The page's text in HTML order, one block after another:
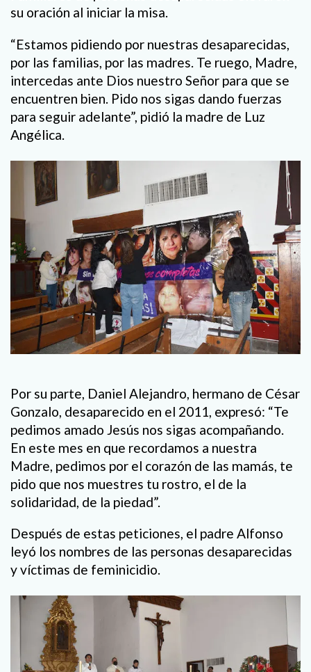
su oración al iniciar la misa.
“Estamos pidiendo por nuestras desaparecidas,
por las familias, por las madres. Te ruego, Madre,
intercedas ante Dios nuestro Señor para que se
encuentren bien. Pido nos sigas dando fuerzas
para seguir adelante”, pidió la madre de Luz
Angélica.
Por su parte, Daniel Alejandro, hermano de César
Gonzalo, desaparecido en el 2011, expresó: “Te
pedimos amado Jesús nos sigas acompañando.
En este mes en que recordamos a nuestra
Madre, pedimos por el corazón de las mamás, te
pido que nos muestres tu rostro, el de la
solidaridad, de la piedad”.
Después de estas peticiones, el padre Alfonso
leyó los nombres de las personas desaparecidas
y víctimas de feminicidio.